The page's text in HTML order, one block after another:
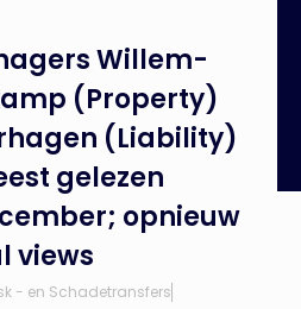
Verhagen (Liability) bij
in december; opnieuw
Willem-
(Property)
(Liability)
gelezen
opnieuw
views
- en Schadetransfers